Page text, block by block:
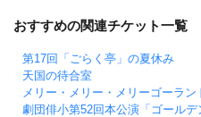
おすすめの関連チケット一覧
第17回「ごらく亭」の夏休み
天国の待合室
メリー・メリー・メリーゴーラン
劇団俳小第52回本公演「ゴールデ